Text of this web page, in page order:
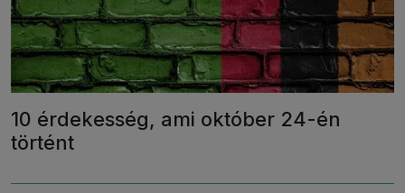
10 érdekesség, ami október 24-én
történt